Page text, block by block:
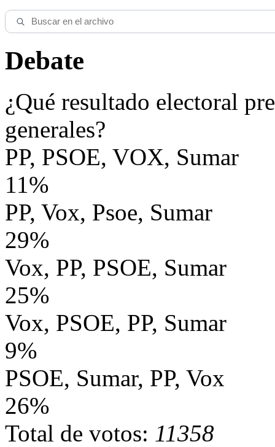
Debate
¿Qué resultado electoral
generales?
PP, PSOE, VOX, Sumar
11%
PP, Vox, Psoe, Sumar
29%
Vox, PP, PSOE, Sumar
25%
Vox, PSOE, PP, Sumar
9%
PSOE, Sumar, PP, Vox
26%
Total de votos: 11358